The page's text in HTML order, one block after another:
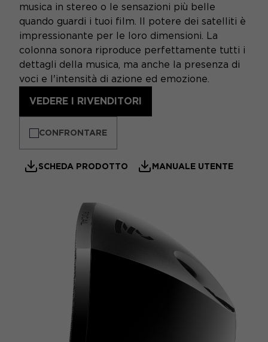
musica in stereo o le sensazioni più belle
quando guardi i tuoi film. Il potere dei satelliti è
impressionante per le loro dimensioni. La
colonna sonora riproduce perfettamente tutti i
dettagli della musica, ma anche la presenza di
voci e l'intensità di azione ed emozione.
VEDERE I RIVENDITORI
CONFRONTARE
SCHEDA PRODOTTO MANUALE UTENTE